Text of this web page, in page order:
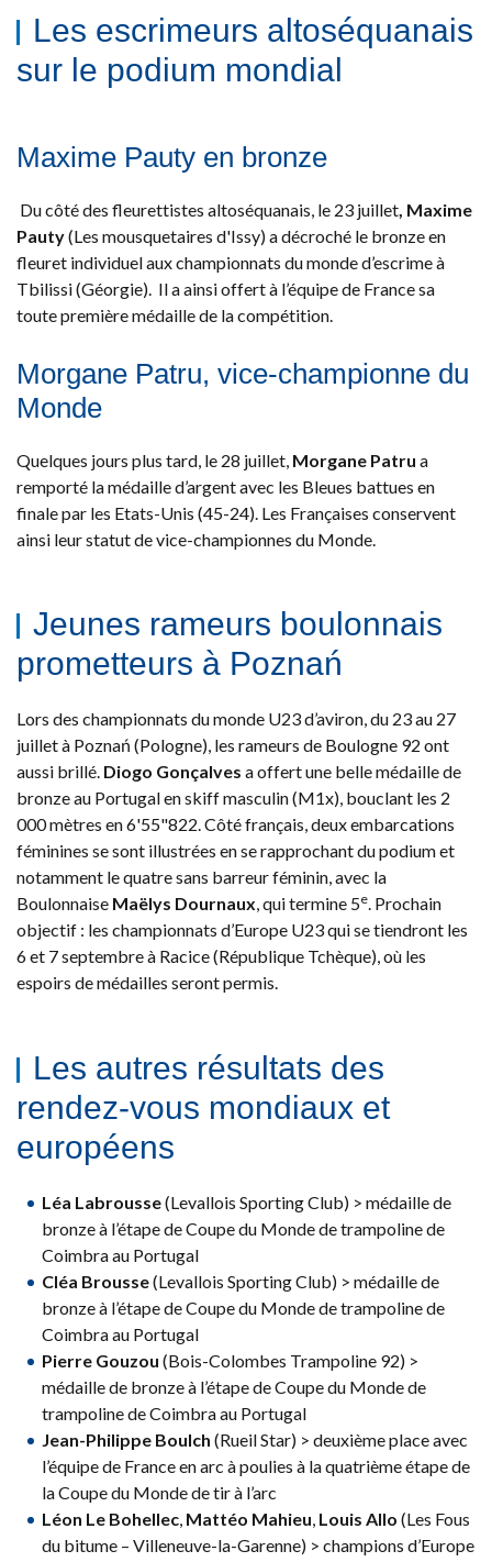
Les escrimeurs altoséquanais
sur le podium mondial
Maxime Pauty en bronze
Du côté des fleurettistes altoséquanais, le 23 juillet , Maxime
Pauty(Les mousquetaires d'Issy) a décroché le bronze en
fleuret individuel aux championnats du monde d’escrime à
Tbilissi (Géorgie). Il a ainsi offert à l’équipe de France sa
toute première médaille de la compétition.
Morgane Patru, vice-championne du
Monde
Quelques jours plus tard, le 28 juillet, Morgane Patru a
remporté la médaille d’argent avec les Bleues battues en
finale par les Etats-Unis (45-24). Les Françaises conservent
ainsi leur statut de vice-championnes du Monde.
Jeunes rameurs boulonnais
prometteurs à Poznań
Lors des championnats du monde U23 d’aviron, du 23 au 27
juillet à Poznań (Pologne), les rameurs de Boulogne 92 ont
aussi brillé. Diogo Gonçalves a offert une belle médaille de
bronze au Portugal en skiff masculin (M1x), bouclant les 2
000 mètres en 6'55"822. Côté français, deux embarcations
féminines se sont illustrées en se rapprochant du podium et
notamment le quatre sans barreur féminin, avec la
Boulonnaise Maëlys Dournaux, qui termine 5e. Prochain
objectif : les championnats d’Europe U23 qui se tiendront les
6 et 7 septembre à Racice (République Tchèque), où les
espoirs de médailles seront permis.
Les autres résultats des
rendez-vous mondiaux et
européens
Léa Labrousse(Levallois Sporting Club) > médaille de
bronze à l’étape de Coupe du Monde de trampoline de
Coimbra au Portugal
Cléa Brousse(Levallois Sporting Club) > médaille de
bronze à l’étape de Coupe du Monde de trampoline de
Coimbra au Portugal
Pierre Gouzou (Bois-Colombes Trampoline 92) >
médaille de bronze à l’étape de Coupe du Monde de
trampoline de Coimbra au Portugal
Jean-Philippe Boulch (Rueil Star) > deuxième place avec
l’équipe de France en arc à poulies à la quatrième étape de
la Coupe du Monde de tir à l’arc
Léon Le Bohellec Mattéo Mahieu Louis Allo (Les Fous
du bitume – Villeneuve-la-Garenne) > champions d’Europe